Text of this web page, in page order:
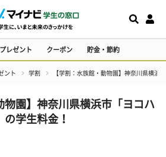
プレゼント クーポン 貯金・節約
ント 学割 【学割：水族館・動物園】神奈川県横浜
物園】神奈川県横浜市「ヨコハ
学生料金！